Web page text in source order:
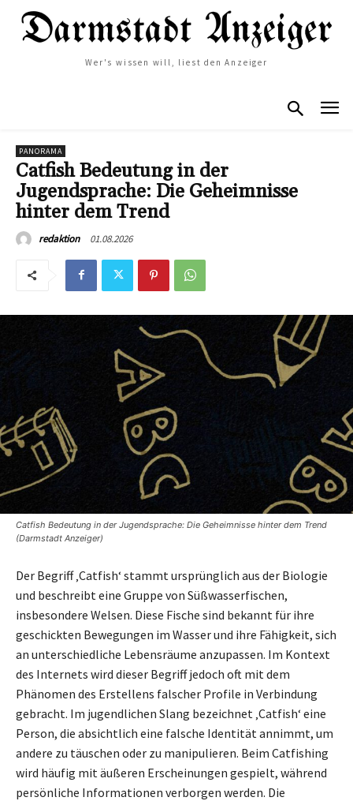
Wer's wissen will, liest den Anzeiger
PANORAMA
Catfish Bedeutung in der
Jugendsprache: Die Geheimnisse
hinter dem Trend
redaktion 01.08.2026
Catfish Bedeutung in der Jugendsprache: Die Geheimnisse hinter dem Trend
(Darmstadt Anzeiger)
Der Begriff ‚Catfish‘ stammt ursprünglich aus der Biologie
und beschreibt eine Gruppe von Süßwasserfischen,
insbesondere Welsen. Diese Fische sind bekannt für ihre
geschickten Bewegungen im Wasser und ihre Fähigkeit, sich
an unterschiedliche Lebensräume anzupassen. Im Kontext
des Internets wird dieser Begriff jedoch oft mit dem
Phänomen des Erstellens falscher Profile in Verbindung
gebracht. Im jugendlichen Slang bezeichnet ‚Catfish‘ eine
Person, die absichtlich eine falsche Identität annimmt, um
andere zu täuschen oder zu manipulieren. Beim Catfishing
wird häufig mit äußeren Erscheinungen gespielt, während
persönliche Informationen verborgen werden. Die